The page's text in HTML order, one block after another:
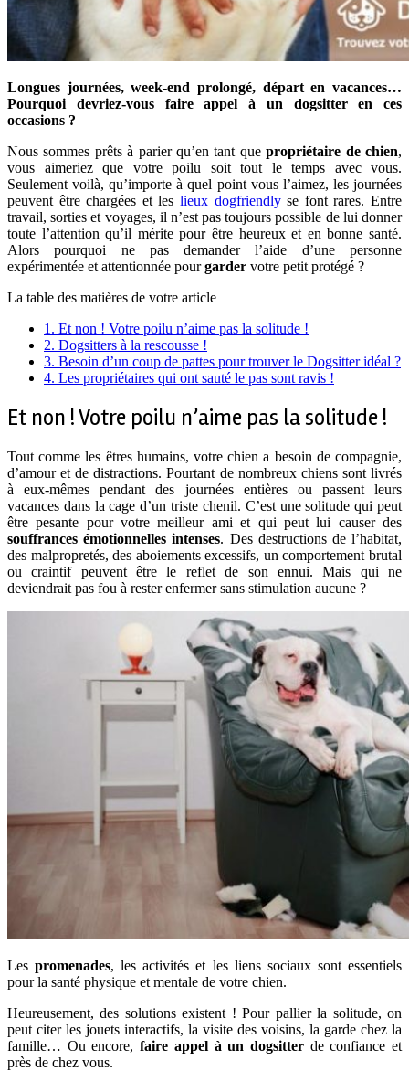
Longues journées, week-end prolongé, départ en vacances…
Pourquoi devriez-vous faire appel à un dogsitter en ces
occasions ?
Nous sommes prêts à parier qu’en tant quepropriétaire de chien,
vous aimeriez que votre poilu soit tout le temps avec vous.
Seulement voilà, qu’importe à quel point vous l’aimez, les journées
peuvent être chargées et les lieux dogfriendlyse font rares. Entre
travail, sorties et voyages, il n’est pas toujours possible de lui donner
toute l’attention qu’il mérite pour être heureux et en bonne santé.
Alors pourquoi ne pas demander l’aide d’une personne
expérimentée et attentionnée pourgarder votre petit protégé ?
La table des matières de votre article
1. Et non ! Votre poilu n’aime pas la solitude !
2. Dogsitters à la rescousse !
3. Besoin d’un coup de pattes pour trouver le Dogsitter idéal ?
4. Les propriétaires qui ont sauté le pas sont ravis !
Et non ! Votre poilu n’aime pas la solitude !
Tout comme les êtres humains, votre chien a besoin de compagnie,
d’amour et de distractions. Pourtant de nombreux chiens sont livrés
à eux-mêmes pendant des journées entières ou passent leurs
vacances dans la cage d’un triste chenil. C’est une solitude qui peut
être pesante pour votre meilleur ami et qui peut lui causer des
souffrances émotionnelles intenses. Des destructions de l’habitat,
des malpropretés, des aboiements excessifs, un comportement brutal
ou craintif peuvent être le reflet de son ennui. Mais qui ne
deviendrait pas fou à rester enfermer sans stimulation aucune ?
Lespromenades, les activités et les liens sociaux sont essentiels
pour la santé physique et mentale de votre chien.
Heureusement, des solutions existent ! Pour pallier la solitude, on
peut citer les jouets interactifs, la visite des voisins, la garde chez la
famille… Ou encore,faire appel à un dogsitterde confiance et
près de chez vous.